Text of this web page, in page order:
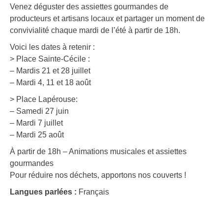
Venez déguster des assiettes gourmandes de
producteurs et artisans locaux et partager un moment de
convivialité chaque mardi de l’été à partir de 18h.
Voici les dates à retenir :
> Place Sainte-Cécile :
– Mardis 21 et 28 juillet
– Mardi 4, 11 et 18 août
> Place Lapérouse:
– Samedi 27 juin
– Mardi 7 juillet
– Mardi 25 août
À partir de 18h – Animations musicales et assiettes
gourmandes
Pour réduire nos déchets, apportons nos couverts !
Langues parlées : Français